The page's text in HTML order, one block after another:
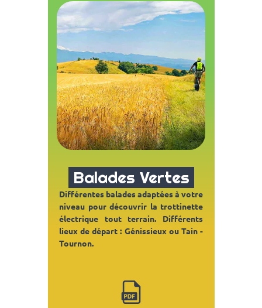
Balades Vertes
Différentes balades adaptées à votre
niveau pourdécouvrir la trottinette
électrique tout terrain. Différents
lieux de départ : Génissieux ou Tain -
Tournon.